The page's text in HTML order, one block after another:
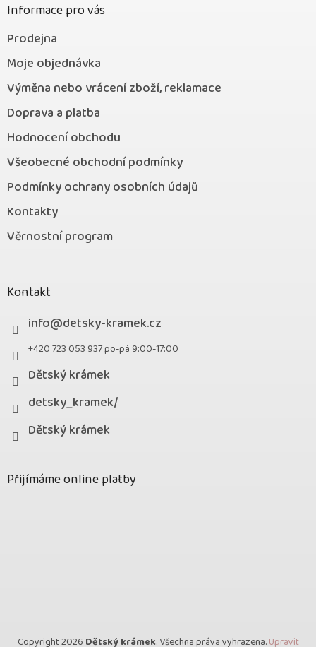
Informace pro vás
Prodejna
Moje objednávka
Výměna nebo vrácení zboží, reklamace
Doprava a platba
Hodnocení obchodu
Všeobecné obchodní podmínky
Podmínky ochrany osobních údajů
Kontakty
Věrnostní program
Kontakt
info@detsky-kramek.cz
+420 723 053 937 po-pá 9:00-17:00
Dětský krámek
detsky_kramek/
Dětský krámek
Přijímáme online platby
Copyright 2026 Dětský krámek. Všechna práva vyhrazena.Upravit